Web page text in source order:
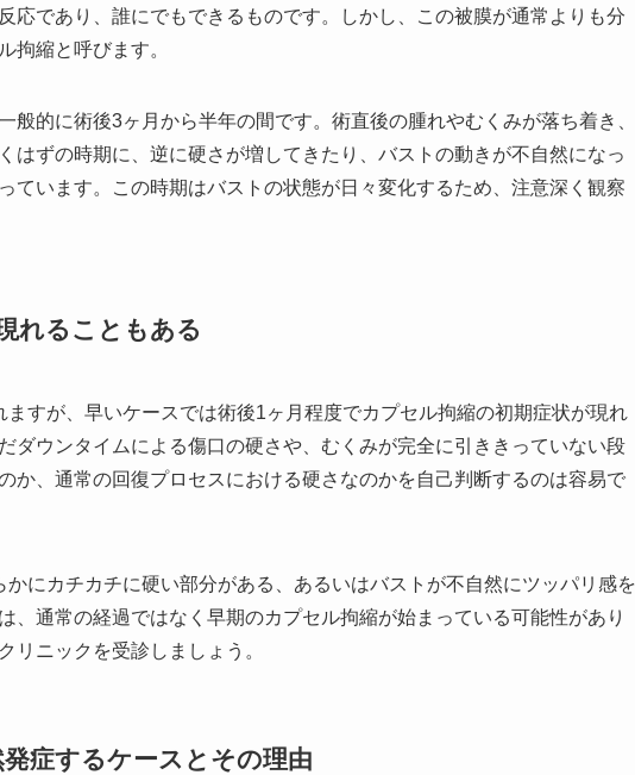
応であり、誰にでもできるものです。しかし、この被膜が通常よりも分
拘縮と呼びます。
般的に術後3ヶ月から半年の間です。術直後の腫れやむくみが落ち着き、
はずの時期に、逆に硬さが増してきたり、バストの動きが不自然になっ
ています。この時期はバストの状態が日々変化するため、注意深く観察
れることもある
すが、早いケースでは術後1ヶ月程度でカプセル拘縮の初期症状が現れ
ダウンタイムによる傷口の硬さや、むくみが完全に引ききっていない段
か、通常の回復プロセスにおける硬さなのかを自己判断するのは容易で
にカチカチに硬い部分がある、あるいはバストが不自然にツッパリ感を
、通常の経過ではなく早期のカプセル拘縮が始まっている可能性があり
リニックを受診しましょう。
症するケースとその理由